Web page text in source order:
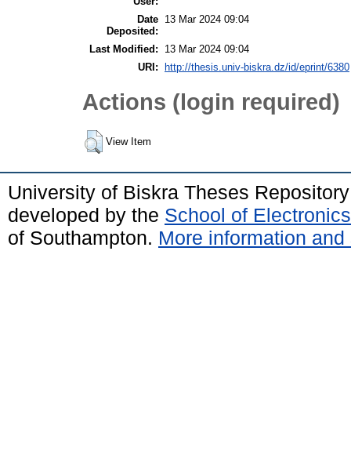
Date
Deposited:
13 Mar 2024 09:04
Last Modified:
13 Mar 2024 09:04
URI:
http://thesis.univ-biskra.dz/id/eprint/6380
Actions (login required)
View Item
University of Biskra Theses
developed by the School of
of Southampton. More information